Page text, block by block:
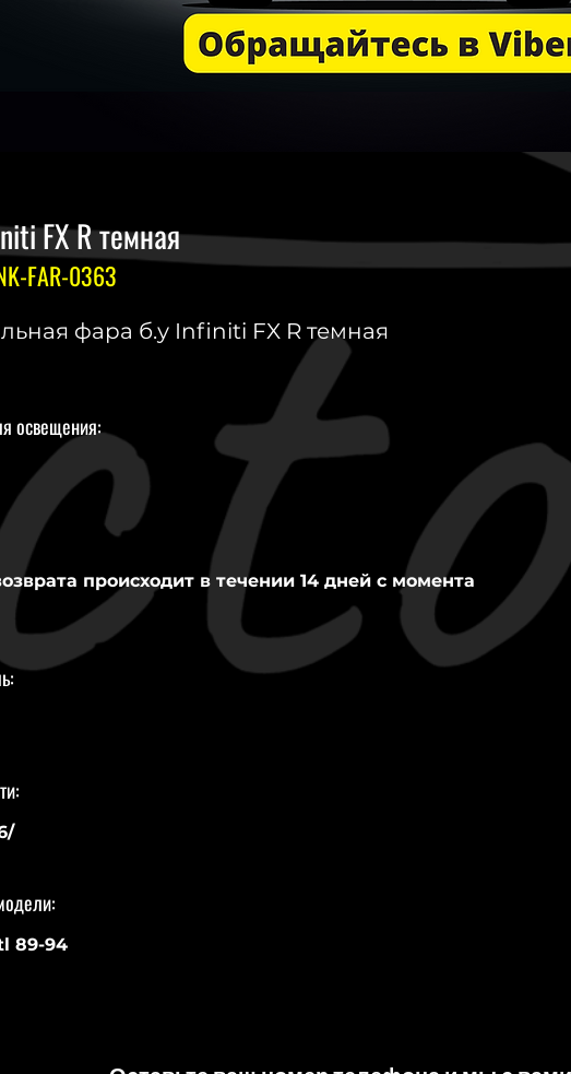
FX R темная
FAR-0363
фара б.у Infiniti FX R темная
освещения:
происходит в течении 14 дней с момента
89-94